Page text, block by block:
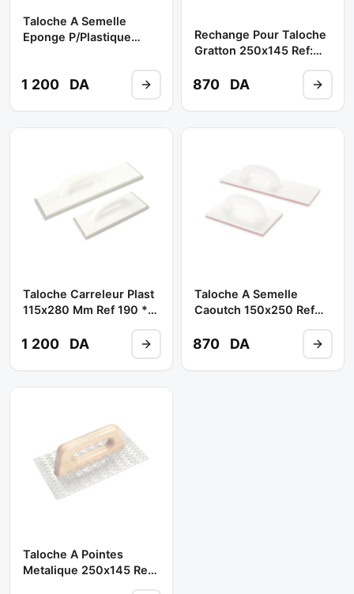
Taloche A Semelle
Eponge P/plastique
1 200 DA
Rechange Pour Taloche
Gratton 250x145 Ref:
870 DA
Taloche Carreleur Plast
115x280 Mm Ref 190 **
1 200 DA
Taloche A Semelle
Caoutch 150x250 Ref
870 DA
Taloche A Pointes
Metalique 250x145 Ref